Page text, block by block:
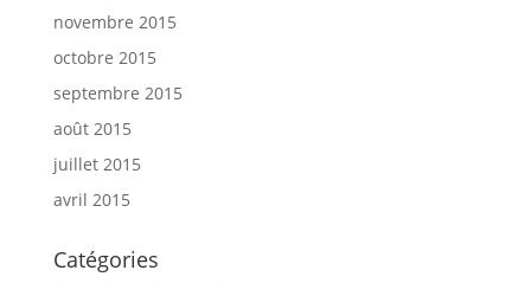
novembre 2015
octobre 2015
septembre 2015
août 2015
juillet 2015
avril 2015
Catégories